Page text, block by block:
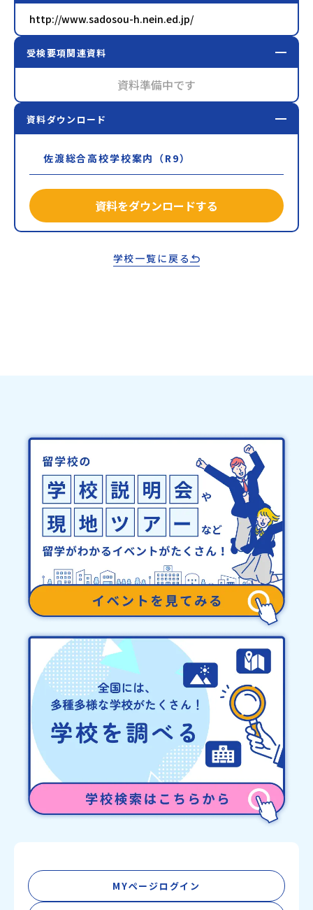
http://www.sadosou-h.nein.ed.jp/
受検要項関連資料
資料準備中です
資料ダウンロード
佐渡総合高校学校案内（R9）
資料をダウンロードする
学校一覧に戻る
MYページログイン